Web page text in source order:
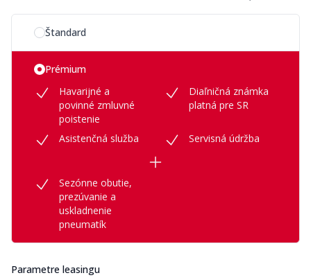
Štandard
Prémium
Havarijné a
povinné zmluvné
poistenie
Diaľničná známka
platná pre SR
Asistenčná služba Servisná údržba
Sezónne obutie,
prezúvanie a
uskladnenie
pneumatík
Parametre leasingu